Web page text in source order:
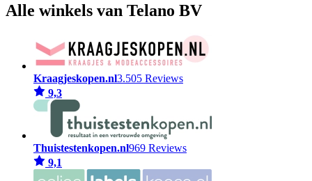
Alle winkels van Telano BV
Kraagjeskopen.nl3.505 Reviews
9,3
Thuistestenkopen.nl969 Reviews
9,1